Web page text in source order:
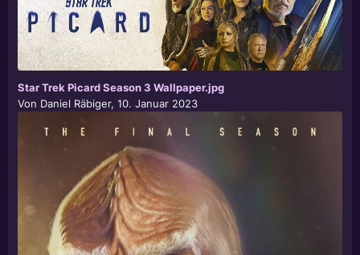
Star Trek Picard Season 3 Wallpaper.jpg
Von Daniel Räbiger, 10. Januar 2023